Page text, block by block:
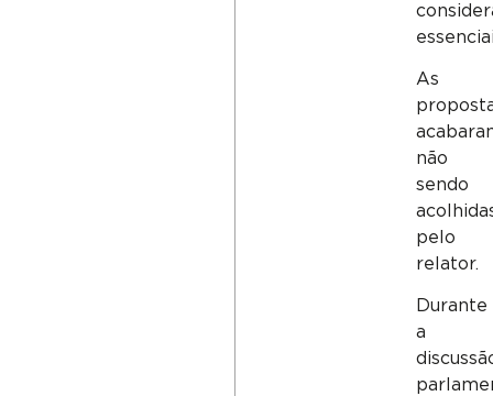
As
não
sendo
pelo
relator.
Durante
a